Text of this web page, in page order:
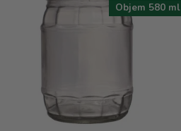
Objem 580 ml